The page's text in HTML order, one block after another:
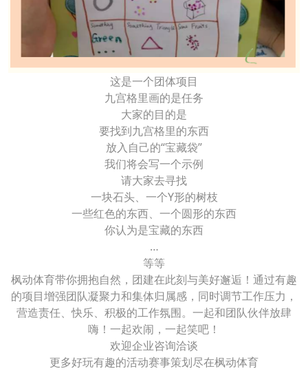
这是一个团体项目
九宫格里画的是任务
大家的目的是
要找到九宫格里的东西
放入自己的“宝藏袋”
我们将会写一个示例
请大家去寻找
一块石头、一个Y形的树枝
一些红色的东西、一个圆形的东西
你认为是宝藏的东西
…
等等
枫动体育带你拥抱自然，团建在此刻与美好邂逅！通过有趣
的项目增强团队凝聚力和集体归属感，同时调节工作压力，
营造责任、快乐、积极的工作氛围。一起和团队伙伴放肆
嗨！一起欢闹，一起笑吧！
欢迎企业咨询洽谈
更多好玩有趣的活动赛事策划尽在枫动体育